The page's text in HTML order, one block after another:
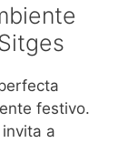
festivo.
a